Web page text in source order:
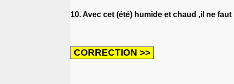
10. Avec cet (été) humide et chaud ,il ne